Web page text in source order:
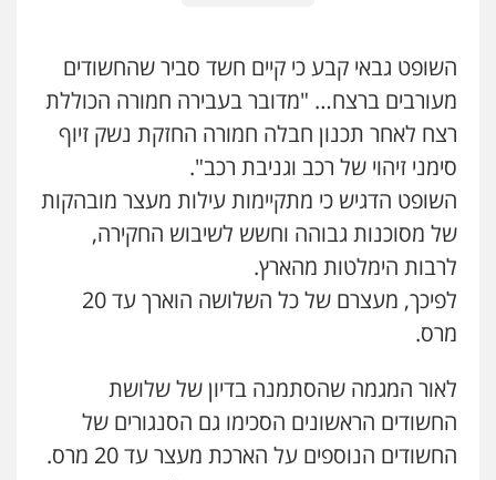
השופט גבאי קבע כי קיים חשד סביר שהחשודים
מעורבים ברצח… "מדובר בעבירה חמורה הכוללת
רצח לאחר תכנון חבלה חמורה החזקת נשק זיוף
סימני זיהוי של רכב וגניבת רכב".
השופט הדגיש כי מתקיימות עילות מעצר מובהקות
של מסוכנות גבוהה וחשש לשיבוש החקירה,
לרבות הימלטות מהארץ.
לפיכך, מעצרם של כל השלושה הוארך עד 20
מרס.
לאור המגמה שהסתמנה בדיון של שלושת
החשודים הראשונים הסכימו גם הסנגורים של
החשודים הנוספים על הארכת מעצר עד 20 מרס.
עו"ד אייל אביטל
פלילי פשיעה חמורה
0544712201
משפט פלילי פשיעה חמורה פלילי
0524282442